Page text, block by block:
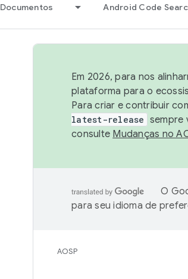
Documentos Android Code
Em 2026, para nos
plataforma para o
Para criar e contribuir
latest-release sempre
consulte Mudanças no
O
para seu idioma de
AOSP